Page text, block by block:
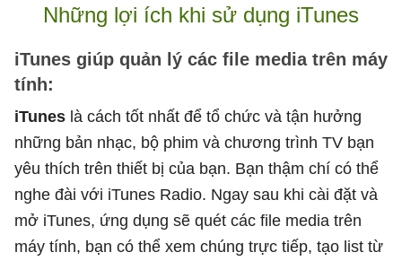
Những lợi ích khi sử dụng iTunes
iTunes giúp quản lý các file media trên máy
tính:
iTunes là cách tốt nhất để tổ chức và tận hưởng
những bản nhạc, bộ phim và chương trình TV bạn
yêu thích trên thiết bị của bạn. Bạn thậm chí có thể
nghe đài với iTunes Radio. Ngay sau khi cài đặt và
mở iTunes, ứng dụng sẽ quét các file media trên
máy tính, bạn có thể xem chúng trực tiếp, tạo list từ